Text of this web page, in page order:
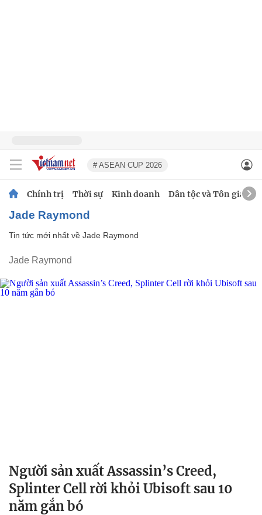
# ASEAN CUP 2026
Chính trị Thời sự Kinh doanh Dân tộc và Tôn giáo
Jade Raymond
Tin tức mới nhất về Jade Raymond
Jade Raymond
Người sản xuất Assassin’s Creed,
Splinter Cell rời khỏi Ubisoft sau 10
năm gắn bó